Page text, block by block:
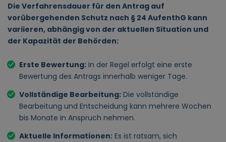
Die Verfahrensdauer für den Antrag auf
vorübergehenden Schutz nach § 24 AufenthG kann
variieren, abhängig von der aktuellen Situation und
der Kapazität der Behörden:
Erste Bewertung: In der Regel erfolgt eine erste
Bewertung des Antrags innerhalb weniger Tage.
Vollständige Bearbeitung: Die vollständige
Bearbeitung und Entscheidung kann mehrere Wochen
bis Monate in Anspruch nehmen.
Aktuelle Informationen: Es ist ratsam, sich